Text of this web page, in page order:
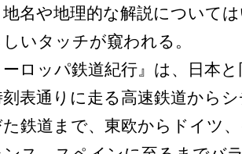
地名や地理的な解説について
いタッチが窺われる。
ーロッパ鉄道紀行』は、日本
刻表通りに走る高速鉄道から
鉄道まで、東欧からドイツ